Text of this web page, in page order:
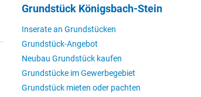
Grundstück Königsbach-Stein
Inserate an Grundstücken
Grundstück-Angebot
Neubau Grundstück kaufen
Grundstücke im Gewerbegebiet
Grundstück mieten oder pachten